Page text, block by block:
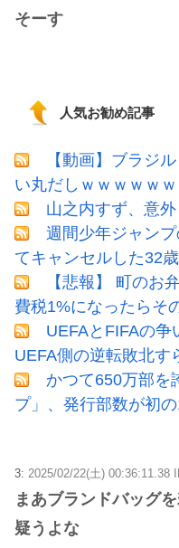
そーす
人気お勧め記事
【動画】ブラジ
い丸だしｗｗｗｗｗ
山之内すず、意
週間少年ジャン
てキャンセルした32
【悲報】 町のお
費税1%になったらそ
UEFAとFIFAの争
UEFA側の逆転敗北
かつて650万部を
プ」、発行部数が初
3: 2025/02/22(土) 00:36:11.38
まあブランドバッグ
疑うよな